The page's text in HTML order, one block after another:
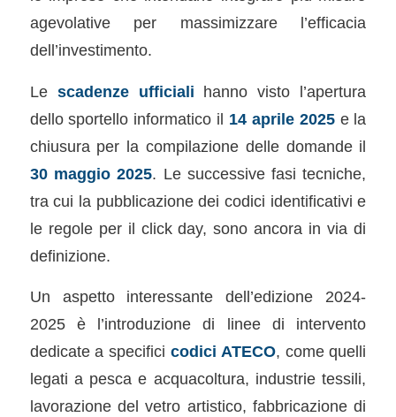
agevolative per massimizzare l’efficacia
dell’investimento.
Le scadenze ufficiali hanno visto l’apertura
dello sportello informatico il 14 aprile 2025e la
chiusura per la compilazione delle domande il
30 maggio 2025. Le successive fasi tecniche,
tra cui la pubblicazione dei codici identificativi e
le regole per il click day, sono ancora in via di
definizione.
Un aspetto interessante dell’edizione 2024-
2025 è l’introduzione di linee di intervento
dedicate a specifici codici ATECO, come quelli
legati a pesca e acquacoltura, industrie tessili,
lavorazione del vetro artistico, fabbricazione di